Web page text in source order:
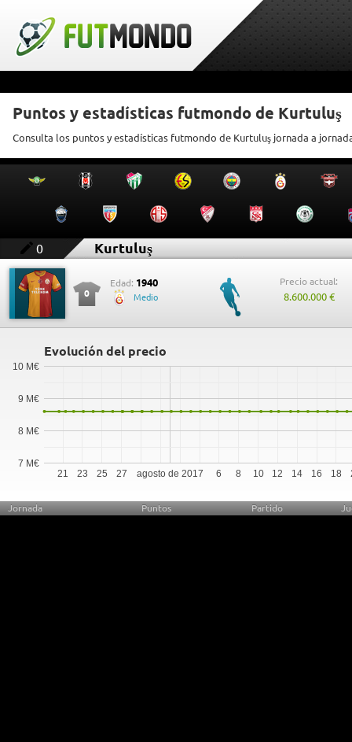
Puntos y estadísticas futmondo de Kurtuluş
Consulta los puntos y estadísticas futmondo de Kurtuluş jornada a
0 Kurtuluş
0
Edad: 1940
Medio
Precio actual:
8.600.000 €
Evolución del precio
agosto de 2017
21 23 25 27 6 8 10 12 14 16 18
7 M€
8 M€
9 M€
10 M€
Jornada Puntos Partido